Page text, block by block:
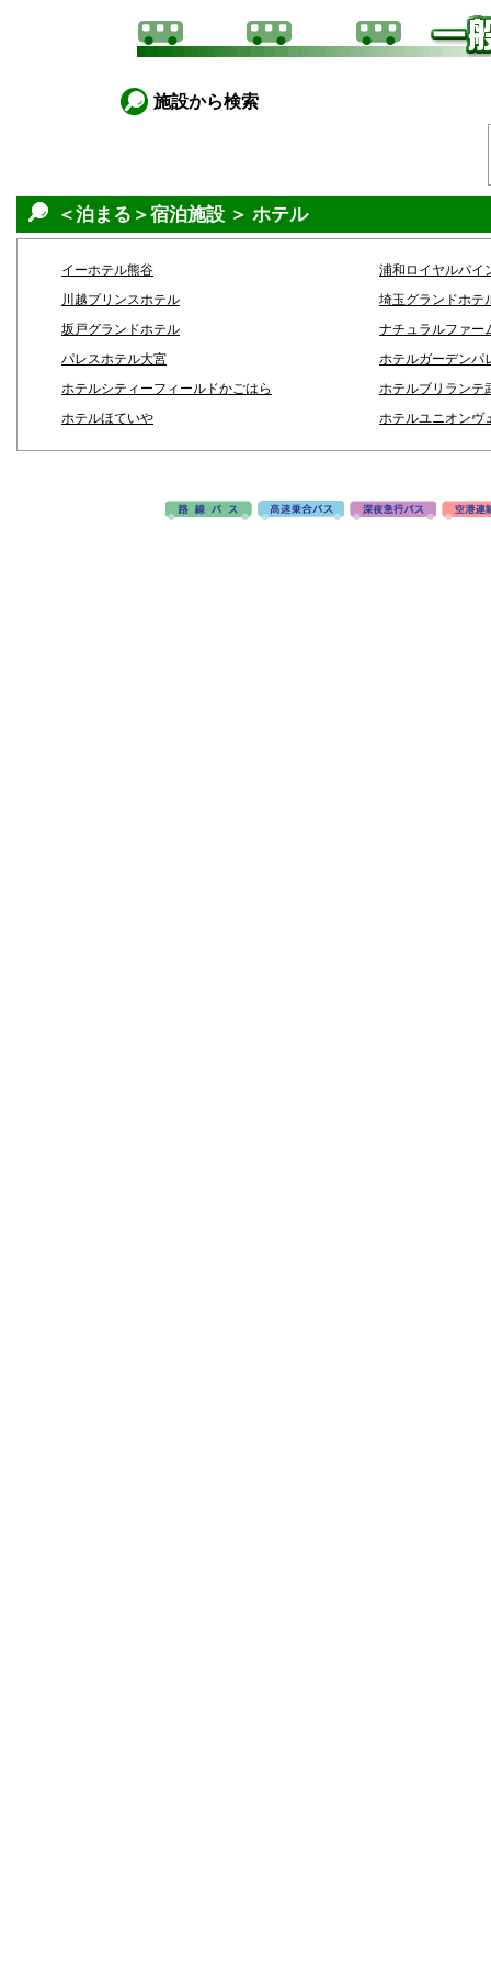
施設から検索
＜泊まる＞宿泊施設 ＞ ホテル
イーホテル熊谷
浦和ロイヤルパイ
川越プリンスホテル
埼玉グランドホテ
坂戸グランドホテル
ナチュラルファー
パレスホテル大宮
ホテルガーデンパ
ホテルシティーフィールドかごはら
ホテルブリランテ
ホテルほていや
ホテルユニオンヴ